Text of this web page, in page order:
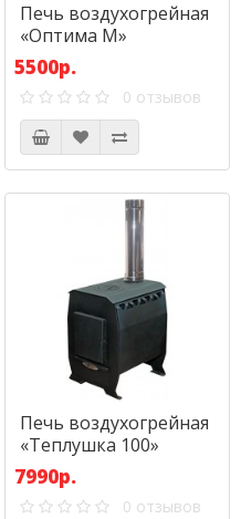
Печь воздухогрейная
«Оптима М»
5500р.
0 отзывов
Печь воздухогрейная
«Теплушка 100»
7990р.
0 отзывов